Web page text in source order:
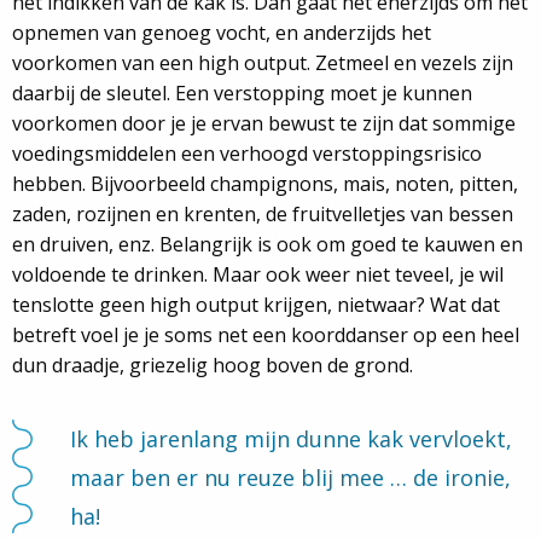
opnemen van genoeg vocht, en anderzijds het
voorkomen van een high output. Zetmeel en vezels zijn
daarbij de sleutel. Een verstopping moet je kunnen
voorkomen door je je ervan bewust te zijn dat sommige
voedingsmiddelen een verhoogd verstoppingsrisico
hebben. Bijvoorbeeld champignons, mais, noten, pitten,
zaden, rozijnen en krenten, de fruitvelletjes van bessen
en druiven, enz. Belangrijk is ook om goed te kauwen en
voldoende te drinken. Maar ook weer niet teveel, je wil
tenslotte geen high output krijgen, nietwaar? Wat dat
betreft voel je je soms net een koorddanser op een heel
dun draadje, griezelig hoog boven de grond.
Ik heb jarenlang mijn dunne kak vervloekt,
maar ben er nu reuze blij mee … de ironie,
ha!